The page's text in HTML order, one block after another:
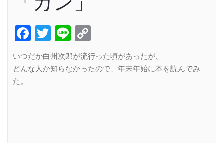
Facebook
Twitter
Line
Link
いつだか白州次郎が流行った頃があったが、
どんな人か知らなかったので、年末年始に本を読んでみ
た。